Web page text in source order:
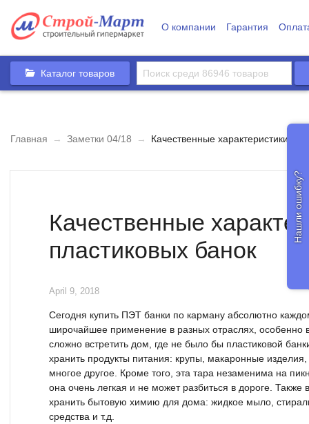
О компании Гарантия
Каталог товаров
Главная → Заметки 04/18 → Качественные характеристики
Качественные
пластиковых банок
April 9, 2018
Сегодня купить ПЭТ банки по карману абсолютно
широчайшее применение в разных отраслях, особенно
сложно встретить дом, где не было бы пластиковой
хранить продукты питания: крупы, макаронные
многое другое. Кроме того, эта тара незаменима на
она очень легкая и не может разбиться в дороге. Также
хранить бытовую химию для дома: жидкое мыло,
средства и т.д.
Нашли ошибку?